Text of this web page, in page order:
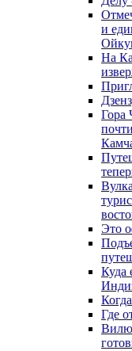
и
На
Гора
Это
Куда
Где